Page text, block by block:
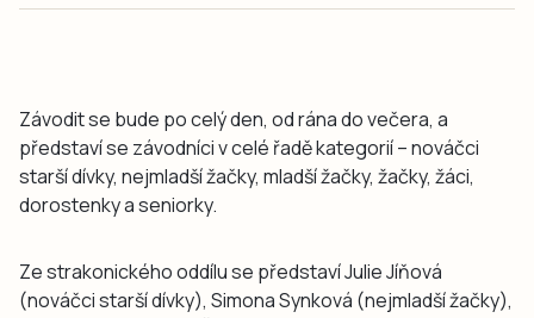
Závodit se bude po celý den, od rána do večera, a
představí se závodníci v celé řadě kategorií – nováčci
starší dívky, nejmladší žačky, mladší žačky, žačky, žáci,
dorostenky a seniorky.
Ze strakonického oddílu se představí Julie Jíňová
(nováčci starší dívky), Simona Synková (nejmladší žačky),